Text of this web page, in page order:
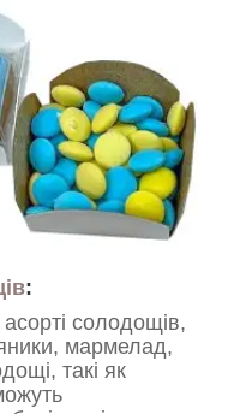
:
солодощів,
мармелад,
такі як